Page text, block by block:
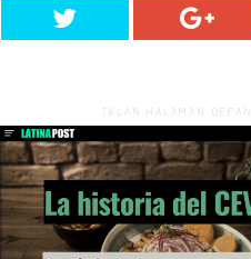
IKLAN HALAMAN DEPAN